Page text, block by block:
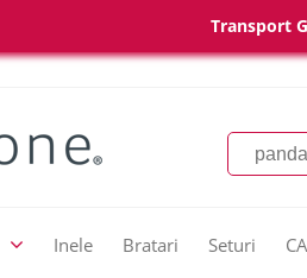
Transport
Inele Bratari Seturi